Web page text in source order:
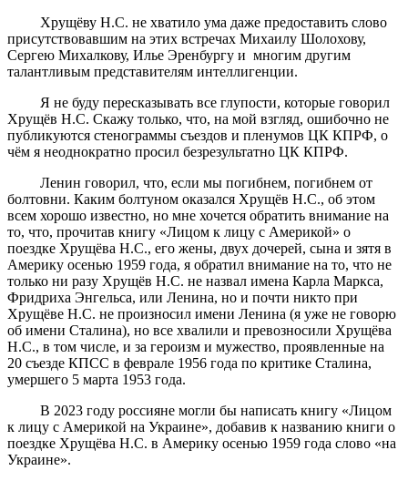
Хрущёву Н.С. не хватило ума даже предоставить слово
присутствовавшим на этих встречах Михаилу Шолохову,
Сергею Михалкову, Илье Эренбургу и многим другим
талантливым представителям интеллигенции.
Я не буду пересказывать все глупости, которые говорил
Хрущёв Н.С. Скажу только, что, на мой взгляд, ошибочно не
публикуются стенограммы съездов и пленумов ЦК КПРФ, о
чём я неоднократно просил безрезультатно ЦК КПРФ.
Ленин говорил, что, если мы погибнем, погибнем от
болтовни. Каким болтуном оказался Хрущёв Н.С., об этом
всем хорошо известно, но мне хочется обратить внимание на
то, что, прочитав книгу «Лицом к лицу с Америкой» о
поездке Хрущёва Н.С., его жены, двух дочерей, сына и зятя в
Америку осенью 1959 года, я обратил внимание на то, что не
только ни разу Хрущёв Н.С. не назвал имена Карла Маркса,
Фридриха Энгельса, или Ленина, но и почти никто при
Хрущёве Н.С. не произносил имени Ленина (я уже не говорю
об имени Сталина), но все хвалили и превозносили Хрущёва
Н.С., в том числе, и за героизм и мужество, проявленные на
20 съезде КПСС в феврале 1956 года по критике Сталина,
умершего 5 марта 1953 года.
В 2023 году россияне могли бы написать книгу «Лицом
к лицу с Америкой на Украине», добавив к названию книги о
поездке Хрущёва Н.С. в Америку осенью 1959 года слово «на
Украине».